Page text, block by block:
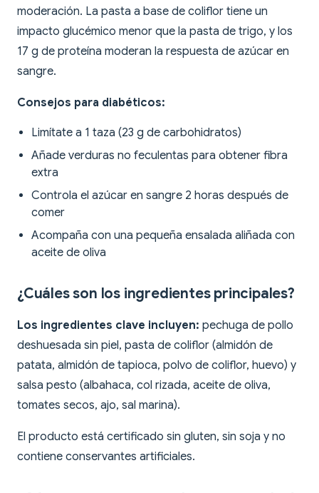
moderación. La pasta a base de coliflor tiene un
impacto glucémico menor que la pasta de trigo, y los
17 g de proteína moderan la respuesta de azúcar en
sangre.
Consejos para diabéticos:
Limítate a 1 taza (23 g de carbohidratos)
Añade verduras no feculentas para obtener fibra
extra
Controla el azúcar en sangre 2 horas después de
comer
Acompaña con una pequeña ensalada aliñada con
aceite de oliva
¿Cuáles son los ingredientes principales?
Los ingredientes clave incluyen: pechuga de pollo
deshuesada sin piel, pasta de coliflor (almidón de
patata, almidón de tapioca, polvo de coliflor, huevo) y
salsa pesto (albahaca, col rizada, aceite de oliva,
tomates secos, ajo, sal marina).
El producto está certificado sin gluten, sin soja y no
contiene conservantes artificiales.